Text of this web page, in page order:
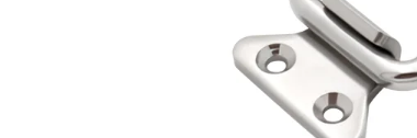
●Peso bruto: